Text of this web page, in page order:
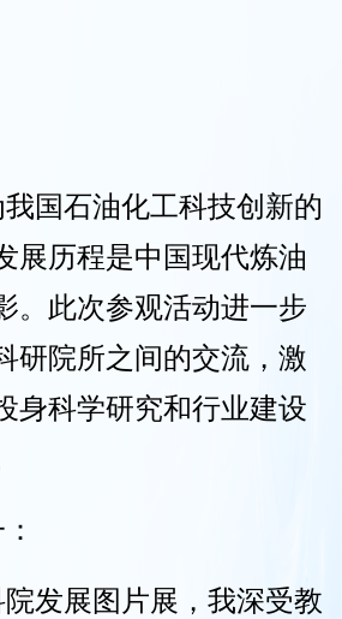
国石油化工科技创新的
展历程是中国现代炼油
。此次参观活动进一步
研院所之间的交流，激
身科学研究和行业建设
发展图片展，我深受教